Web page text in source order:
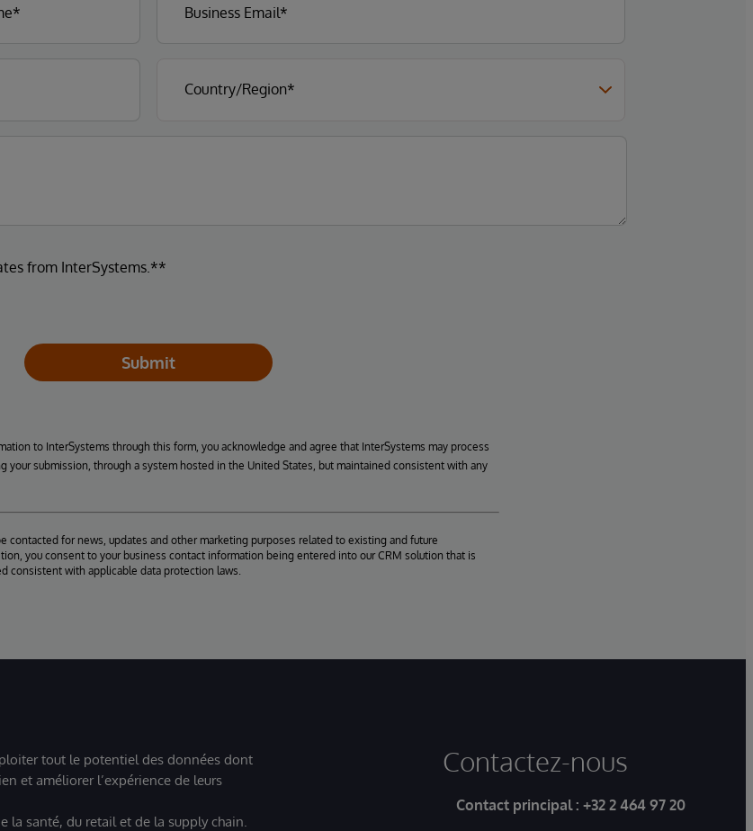
from InterSystems.**
Submit
to InterSystems through this form, you acknowledge and agree that InterSystems may process
your submission, through a system hosted in the United States, but maintained consistent with any
contacted for news, updates and other marketing purposes related to existing and future
you consent to your business contact information being entered into our CRM solution that is
consistent with applicable data protection laws.
tout le potentiel des données dont
et améliorer l’expérience de leurs
la santé, du retail et de la supply chain.
Contactez-nous
Contact principal : +32 2 464 97 20